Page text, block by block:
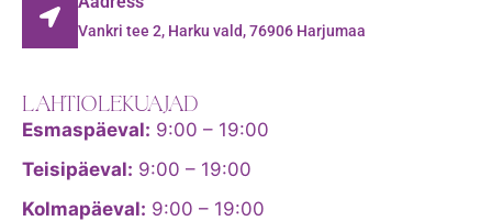
Vankri tee 2, Harku vald, 76906 Harjumaa
LAHTIOLEKUAJAD
Esmaspäeval: 9:00 – 19:00
Teisipäeval: 9:00 – 19:00
Kolmapäeval: 9:00 – 19:00